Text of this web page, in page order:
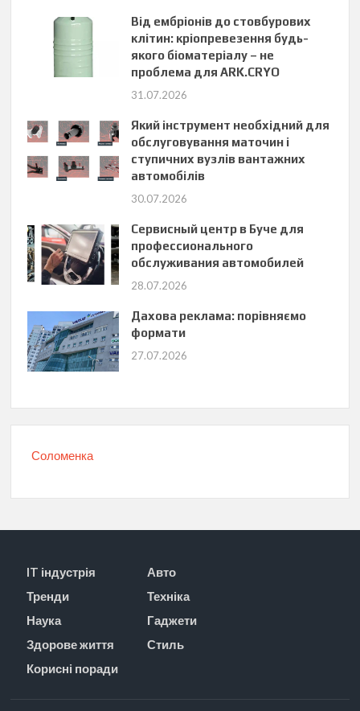
Від ембріонів до стовбурових
клітин: кріопревезення будь-
якого біоматеріалу – не
проблема для ARK.CRYO
31.07.2026
Який інструмент необхідний для
обслуговування маточин і
ступичних вузлів вантажних
автомобілів
30.07.2026
Сервисный центр в Буче для
профессионального
обслуживания автомобилей
28.07.2026
Дахова реклама: порівняємо
формати
27.07.2026
Соломенка
IT індустрія
Авто
Тренди
Техніка
Наука
Гаджети
Здорове життя
Стиль
Корисні поради